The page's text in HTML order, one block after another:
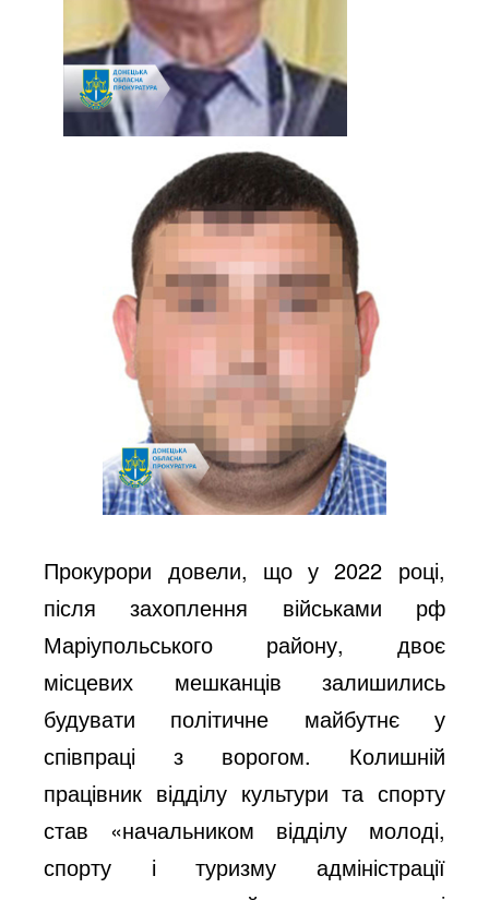
Прокурори довели, що у 2022 році,
після захоплення військами рф
Маріупольського району, двоє
місцевих мешканців залишились
будувати політичне майбутнє у
співпраці з ворогом. Колишній
працівник відділу культури та спорту
став «начальником відділу молоді,
спорту і туризму адміністрації